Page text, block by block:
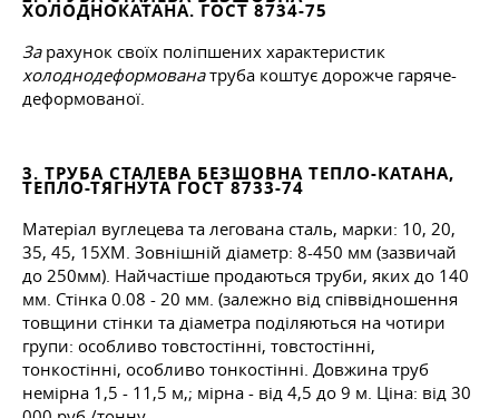
ХОЛОДНОКАТАНА. ГОСТ 8734-75
Зарахунок своїх поліпшених характеристик
холоднодеформованатруба коштує дорожче гаряче-
деформованої.
3. ТРУБА СТАЛЕВА БЕЗШОВНА ТЕПЛО-КАТАНА,
ТЕПЛО-ТЯГНУТА ГОСТ 8733-74
Матеріал вуглецева та легована сталь, марки: 10, 20,
35, 45, 15ХМ. Зовнішній діаметр: 8-450 мм (зазвичай
до 250мм). Найчастіше продаються труби, яких до 140
мм. Стінка 0.08 - 20 мм. (залежно від співвідношення
товщини стінки та діаметра поділяються на чотири
групи: особливо товстостінні, товстостінні,
тонкостінні, особливо тонкостінні. Довжина труб
немірна 1,5 - 11,5 м,; мірна - від 4,5 до 9 м. Ціна: від 30